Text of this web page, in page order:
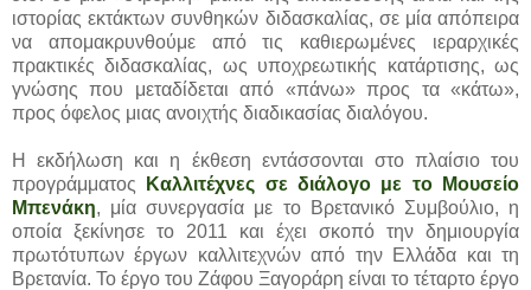
ιστορίας εκτάκτων συνθηκών διδασκαλίας, σε μία απόπειρα
να απομακρυνθούμε από τις καθιερωμένες ιεραρχικές
πρακτικές διδασκαλίας, ως υποχρεωτικής κατάρτισης, ως
γνώσης που μεταδίδεται από «πάνω» προς τα «κάτω»,
προς όφελος μιας ανοιχτής διαδικασίας διαλόγου.
H εκδήλωση και η έκθεση εντάσσονται στο πλαίσιο του
προγράμματος
Καλλιτέχνες σε διάλογο με το
Μουσείο
Μπενάκη, μία συνεργασία με το Βρετανικό Συμβούλιο, η
οποία ξεκίνησε το 2011 και έχει σκοπό την δημιουργία
πρωτότυπων έργων καλλιτεχνών από την Ελλάδα και τη
Βρετανία. Το έργο του Ζάφου Ξαγοράρη είναι το τέταρτο έργο